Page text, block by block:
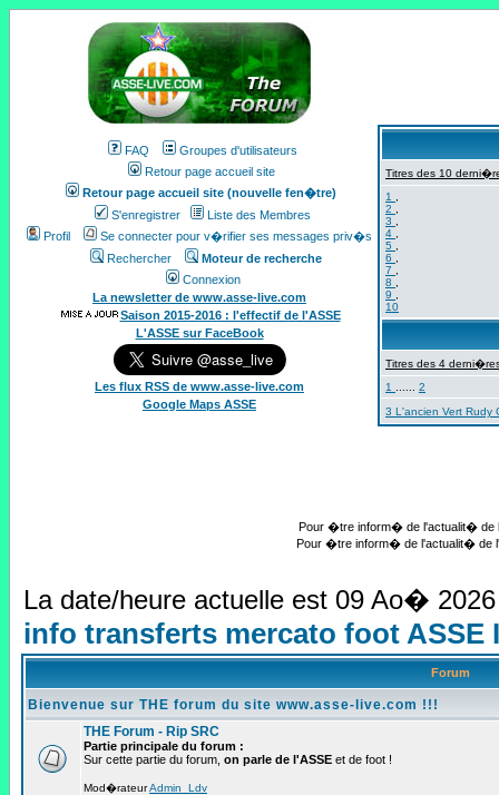
FAQ
Groupes d'utilisateurs
Retour page accueil site
Retour page accueil site (nouvelle fen�tre)
S'enregistrer
Liste des Membres
Profil
Se connecter pour v�rifier ses messages priv�s
Rechercher
Moteur de recherche
Connexion
La newsletter de www.asse-live.com
Saison 2015-2016 : l'effectif de l'ASSE
L'ASSE sur FaceBook
Les flux RSS de www.asse-live.com
Google Maps ASSE
Titres des 10
1
2
3
4
5
6
7
8
9
10
Titres des 4
1
2
3 L'ancien Vert
Pour �tre inform� de l'actualit� de
Pour �tre inform� de l'actualit� de
La date/heure actuelle est 09 Ao�
info transferts mercato foot ASSE
Forum
Bienvenue sur THE forum du site www.asse-live.com !!!
THE Forum - Rip SRC
Partie principale du forum :
Sur cette partie du forum, on parle de l'ASSE et de foot !
Mod�rateurAdmin_Ldv